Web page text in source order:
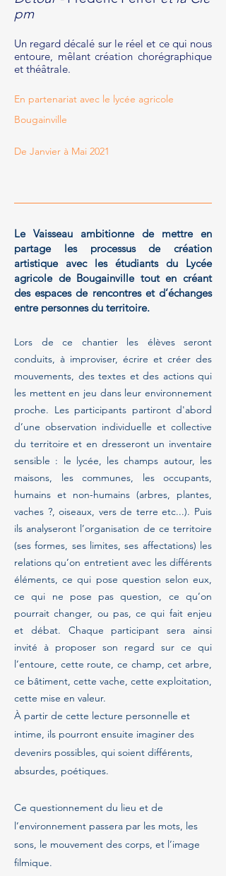
pm
Un regard décalé sur le réel et ce qui nous
entoure, mêlant création chorégraphique
et théâtrale.
En partenariat avec le lycée agricole
Bougainville
De Janvier à Mai 2021
Le Vaisseau ambitionne de mettre en
partage les processus de création
artistique avec les étudiants du Lycée
agricole de Bougainville tout en créant
des espaces de rencontres et d’échanges
entre personnes du territoire.
Lors de ce chantier les élèves seront
conduits, à improviser, écrire et créer des
mouvements, des textes et des actions qui
les mettent en jeu dans leur environnement
proche. Les participants partiront d'abord
d’une observation individuelle et collective
du territoire et en dresseront un inventaire
sensible : le lycée, les champs autour, les
maisons, les communes, les occupants,
humains et non-humains (arbres, plantes,
vaches ?, oiseaux, vers de terre etc...). Puis
ils analyseront l’organisation de ce territoire
(ses formes, ses limites, ses affectations) les
relations qu’on entretient avec les différents
éléments, ce qui pose question selon eux,
ce qui ne pose pas question, ce qu’on
pourrait changer, ou pas, ce qui fait enjeu
et débat. Chaque participant sera ainsi
invité à proposer son regard sur ce qui
l’entoure, cette route, ce champ, cet arbre,
ce bâtiment, cette vache, cette exploitation,
cette mise en valeur.
À partir de cette lecture personnelle et
intime, ils pourront ensuite imaginer des
devenirs possibles, qui soient différents,
absurdes, poétiques.
Ce questionnement du lieu et de
l’environnement passera par les mots, les
sons, le mouvement des corps, et l’image
filmique.